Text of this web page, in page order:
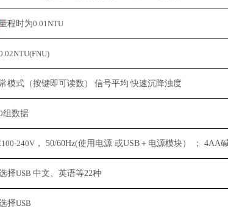
程时为0.01NTU
模式（按键即可读数） 信号平均 快速沉降浊度
组数据
240V， 50/60Hz(使用电源 或USB＋电源模块） ； 4AA
择USB 中文、英语等22种
择USB